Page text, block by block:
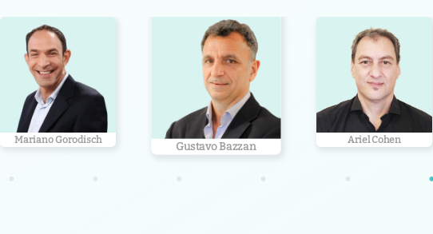
Mariano Gorodisch Gustavo Bazzan Ariel Cohen